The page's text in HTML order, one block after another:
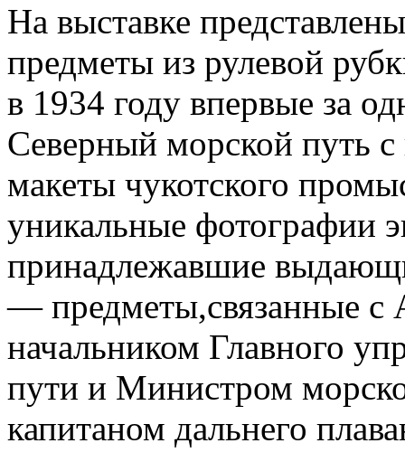
На выставке
предметы из рулевой
в 1934 году впервые за
Северный морской путь с
макеты чукотского
уникальные фотографии
принадлежавшие
— предметы,связанные
начальником Главного
пути и Министром
капитаном дальнего